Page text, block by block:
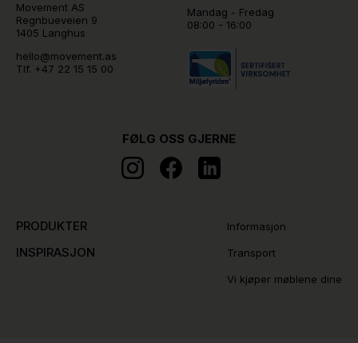
Movement AS
Regnbueveien 9
1405 Langhus
hello@movement.as
Tlf. +47 22 15 15 00
Mandag - Fredag
08:00 - 16:00
PRODUKTER
INSPIRASJON
Informasjon
Transport
Vi kjøper møblene dine
FØLG OSS GJERNE